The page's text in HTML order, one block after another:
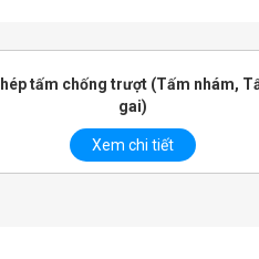
Thép tấm dày (Q345, Q235, SS400)
Xem chi tiết